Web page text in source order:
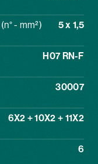
- mm²) 5 x 1,5
H07 RN-F
30007
6X2 + 10X2 + 11X2
6